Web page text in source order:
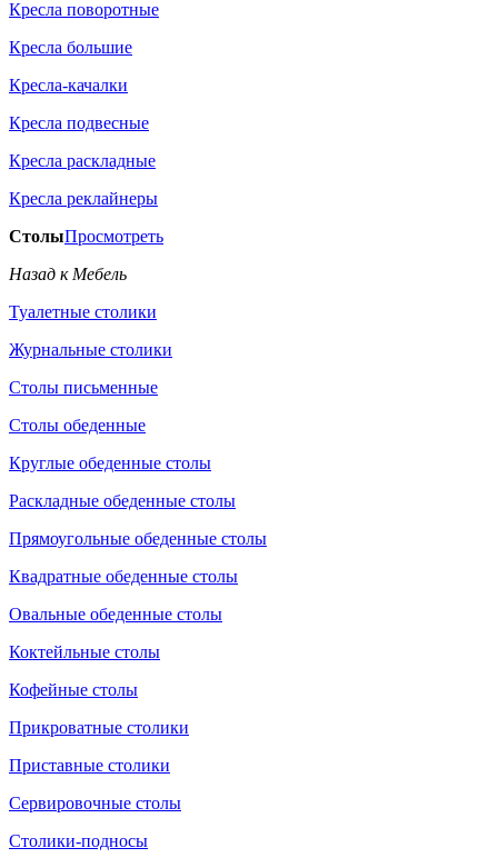
Кресла поворотные
Кресла большие
Кресла-качалки
Кресла подвесные
Кресла раскладные
Кресла реклайнеры
СтолыПросмотреть
Назад к Мебель
Туалетные столики
Журнальные столики
Столы письменные
Столы обеденные
Круглые обеденные столы
Раскладные обеденные столы
Прямоугольные обеденные столы
Квадратные обеденные столы
Овальные обеденные столы
Коктейльные столы
Кофейные столы
Прикроватные столики
Приставные столики
Сервировочные столы
Столики-подносы